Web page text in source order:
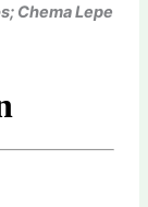
Chema Lepe